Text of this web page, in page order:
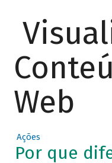
Web
Ações
Por que